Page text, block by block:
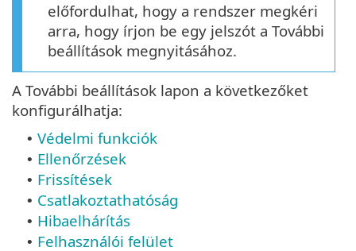
előfordulhat, hogy a rendszer megkéri
arra, hogy írjon be egy jelszót a További
beállítások megnyitásához.
A További beállítások lapon a következőket
konfigurálhatja:
• Védelmi funkciók
• Ellenőrzések
• Frissítések
• Csatlakoztathatóság
• Hibaelhárítás
• Felhasználói felület